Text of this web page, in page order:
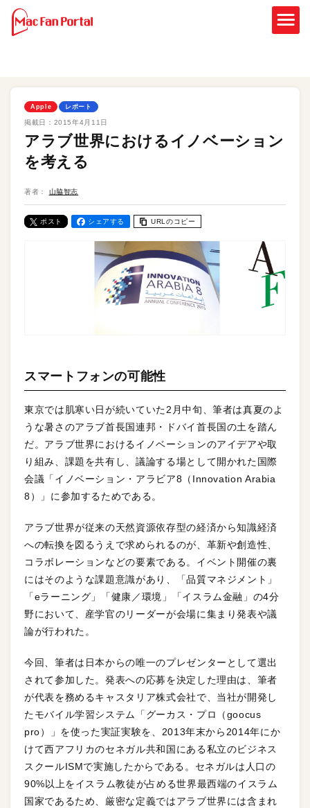
Apple レポート
掲載日： 2015年4月11日
アラブ世界におけるイノベーション
を考える
著者： 山脇智志
ポスト シェアする URLのコピー
スマートフォンの可能性
東京では肌寒い日が続いていた2月中旬、筆者は真夏のよ
うな暑さのアラブ首長国連邦・ドバイ首長国の土を踏ん
だ。アラブ世界におけるイノベーションのアイデアや取
り組み、課題を共有し、議論する場として開かれた国際
会議「イノベーション・アラビア8（Innovation Arabia
8）」に参加するためである。
アラブ世界が従来の天然資源依存型の経済から知識経済
への転換を図るうえで求められるのが、革新や創造性、
コラボレーションなどの要素である。イベント開催の裏
にはそのような課題意識があり、「品質マネジメント」
「eラーニング」「健康／環境」「イスラム金融」の4分
野において、産学官のリーダーが会場に集まり発表や議
論が行われた。
今回、筆者は日本からの唯一のプレゼンターとして選出
されて参加した。発表への応募を決定した理由は、筆者
が代表を務めるキャスタリア株式会社で、当社が開発し
たモバイル学習システム「グーカス・プロ（goocus
pro）」を使った実証実験を、2013年末から2014年にか
けて西アフリカのセネガル共和国にある私立のビジネス
スクールISMで実施したからである。セネガルは人口の
90%以上をイスラム教徒が占める世界最西端のイスラム
国家であるため、厳密な定義ではアラブ世界には含まれ